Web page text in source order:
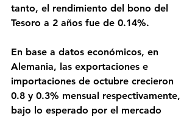
tanto, el rendimiento del bono del
Tesoro a 2 años fue de 0.14%.
En base a datos económicos, en
Alemania, las exportaciones e
importaciones de octubre crecieron
0.8 y 0.3% mensual respectivamente,
bajo lo esperado por el mercado